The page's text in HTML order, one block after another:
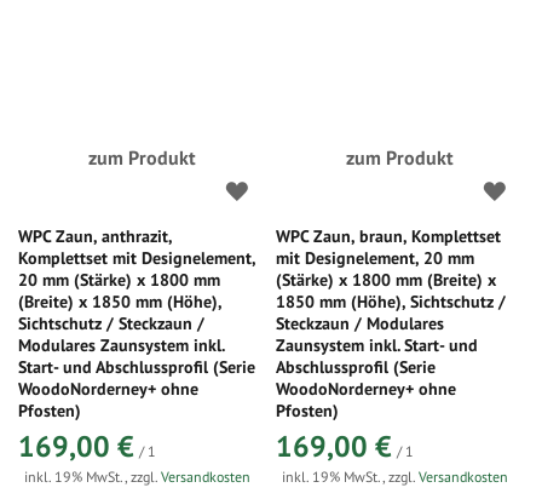
zum Produkt
WPC Zaun, anthrazit,
Komplettset mit Designelement,
20 mm (Stärke) x 1800 mm
(Breite) x 1850 mm (Höhe),
Sichtschutz / Steckzaun /
Modulares Zaunsystem inkl.
Start- und Abschlussprofil (Serie
WoodoNorderney+ ohne
Pfosten)
169,00 € / 1
inkl. 19% MwSt., zzgl. Versandkosten
zum Produkt
WPC Zaun, braun, Komplettset
mit Designelement, 20 mm
(Stärke) x 1800 mm (Breite) x
1850 mm (Höhe), Sichtschutz /
Steckzaun / Modulares
Zaunsystem inkl. Start- und
Abschlussprofil (Serie
WoodoNorderney+ ohne
Pfosten)
169,00 € / 1
inkl. 19% MwSt.,zzgl.Versandkosten